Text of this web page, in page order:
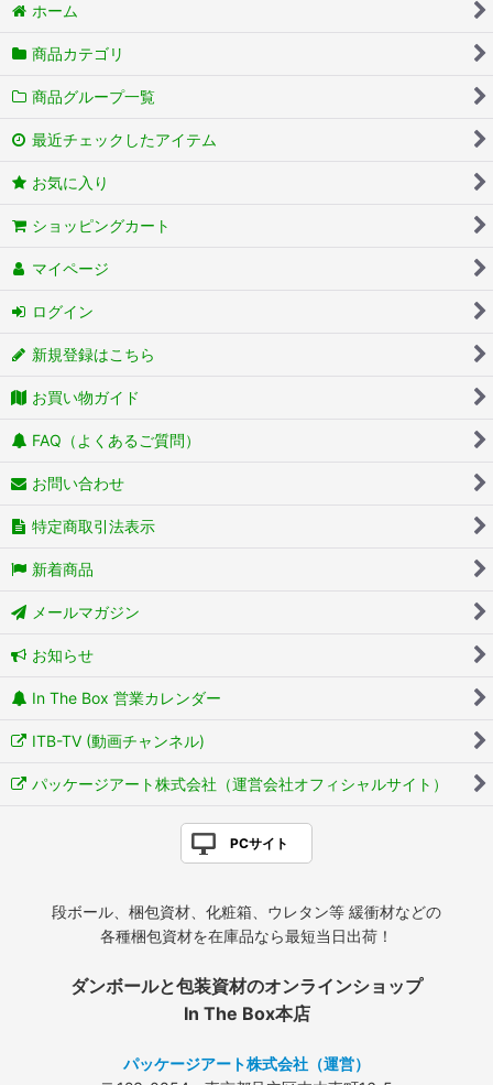
ホーム
商品カテゴリ
商品グループ一覧
最近チェックしたアイテム
お気に入り
ショッピングカート
マイページ
ログイン
新規登録はこちら
お買い物ガイド
FAQ（よくあるご質問）
お問い合わせ
特定商取引法表示
新着商品
メールマガジン
お知らせ
In The Box 営業カレンダー
ITB-TV (動画チャンネル)
パッケージアート株式会社（運営会社オフィシャルサイト）
PCサイト
段ボール、梱包資材、化粧箱、ウレタン等 緩衝材などの
各種梱包資材を在庫品なら最短当日出荷！
ダンボールと包装資材のオンラインショップ
In The Box本店
パッケージアート株式会社（運営）